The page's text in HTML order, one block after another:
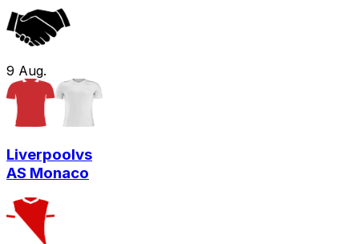
9 Aug.
Liverpoolvs
AS Monaco